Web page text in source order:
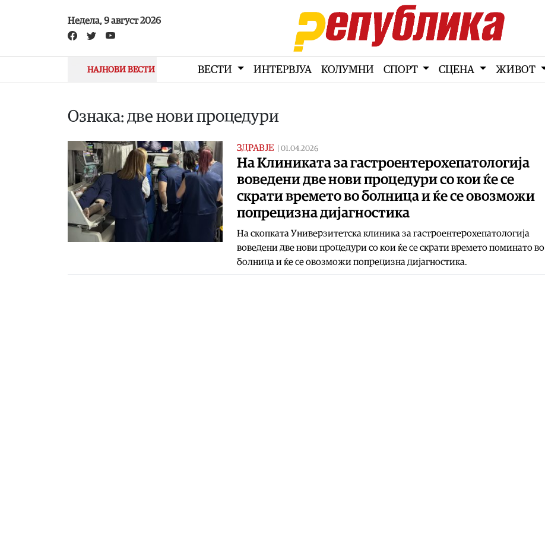
Недела, 9 август 2026
НАЈНОВИ ВЕСТИ ВЕСТИ ИНТЕРВЈУА КОЛУМНИ СПОРТ СЦЕНА ЖИВОТ
Ознака: две нови процедури
ЗДРАВЈЕ | 01.04.2026
На Клиниката за гастроентерохепатологија
воведени две нови процедури со кои ќе се
скрати времето во болница и ќе се овозможи
попрецизна дијагностика
На скопката Универзитетска клиника за гастроентерохепатологија
воведени две нови процедури со кои ќе се скрати времето поминато во
болница и ќе се овозможи попрецизна дијагностика.